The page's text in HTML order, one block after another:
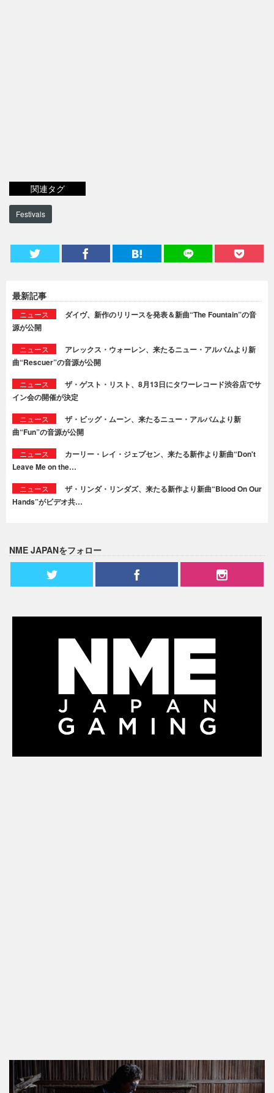
関連タグ
Festivals
最新記事
ニュース
ダイヴ、新作のリリースを発表＆新曲“The Fountain”の音
源が公開
ニュース
アレックス・ウォーレン、来たるニュー・アルバムより新
曲“Rescuer”の音源が公開
ニュース
ザ・ゲスト・リスト、8月13日にタワーレコード渋谷店でサ
イン会の開催が決定
ニュース
ザ・ビッグ・ムーン、来たるニュー・アルバムより新
曲“Fun”の音源が公開
ニュース
カーリー・レイ・ジェプセン、来たる新作より新曲“Don't
Leave Me on the…
ニュース
ザ・リンダ・リンダズ、来たる新作より新曲“Blood On Our
Hands”がビデオ共…
NME JAPANをフォロー